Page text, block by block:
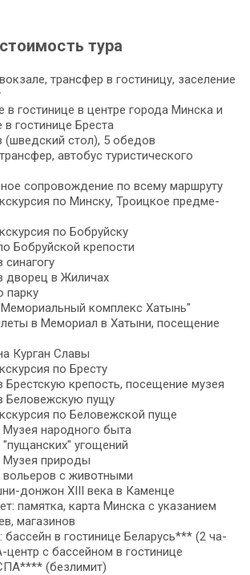
тура
трансфер в гостиницу, заселение
в гостинице в центре города Минска и
гостинице Бреста
(шведский стол), 5 обедов
автобус туристического
сопровождение по всему маршруту
по Мин­ску, Тро­иц­кое пред­ме­
по Боб­руй­ску
Боб­руй­ской кре­по­сти
си­на­го­гу
дво­рец в Жи­ли­чах
пар­ку
ком­плекс Ха­тынь"
в Мемориал в Ха­ты­ни, посещение
Кур­ган Сла­вы
по Бре­сту
Брестскую кре­пость, посещение му­зея
Бе­ло­веж­скую пу­щу
по Бе­ло­веж­ской пуще
на­род­но­го бы­та
"пущанских" угощений
при­ро­ды
с жи­вот­ны­ми
донжон ХІІІ ве­ка в Каменце
па­мят­ка, кар­та Мин­ска с ука­за­ни­ем
ма­га­зи­нов
в го­сти­ни­це Бе­ла­русь*** (2 ча­
с бас­сей­ном в го­сти­ни­це
(безлимит)